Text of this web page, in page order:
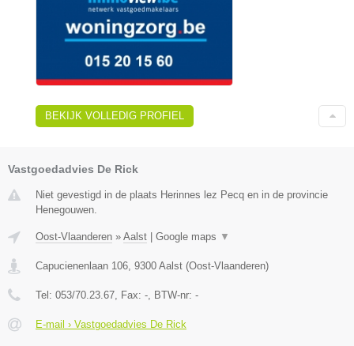
BEKIJK VOLLEDIG PROFIEL
Vastgoedadvies De Rick
Niet gevestigd in de plaats Herinnes lez Pecq en in de provincie
Henegouwen.
Oost-Vlaanderen » Aalst Google maps ▼
Capucienenlaan 106 9300 Aalst (Oost-Vlaanderen)
Tel: 053/70.23.67 , Fax: - , BTW-nr: -
E-mail › Vastgoedadvies De Rick